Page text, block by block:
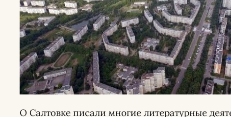
О Салтовке писали многие литературные